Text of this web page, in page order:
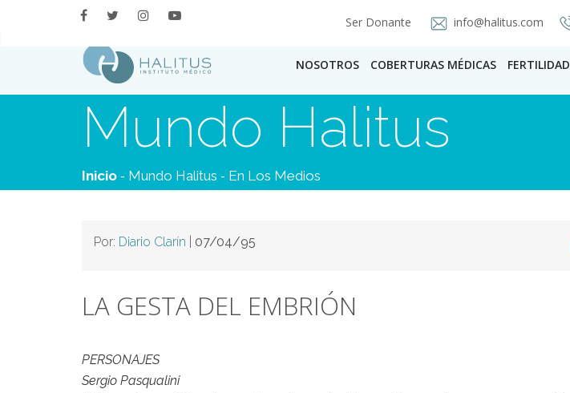
Ser Donante info@halitus.com
NOSOTROS COBERTURAS MÉDICAS FERTILIDAD
Mundo Halitus
Inicio - Mundo Halitus - En Los Medios
Por: Diario Clarín 07/04/95
LA GESTA DEL EMBRIÓN
PERSONAJES
Sergio Pasqualini